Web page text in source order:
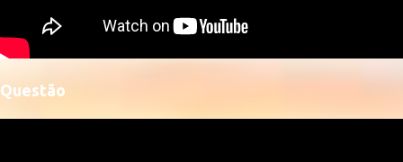
Questão